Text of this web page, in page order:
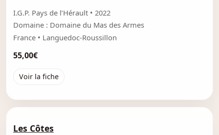
I.G.P. Pays de l’Hérault • 2022
Domaine : Domaine du Mas des Armes
France • Languedoc-Roussillon
55,00€
Voir la fiche
Les Côtes